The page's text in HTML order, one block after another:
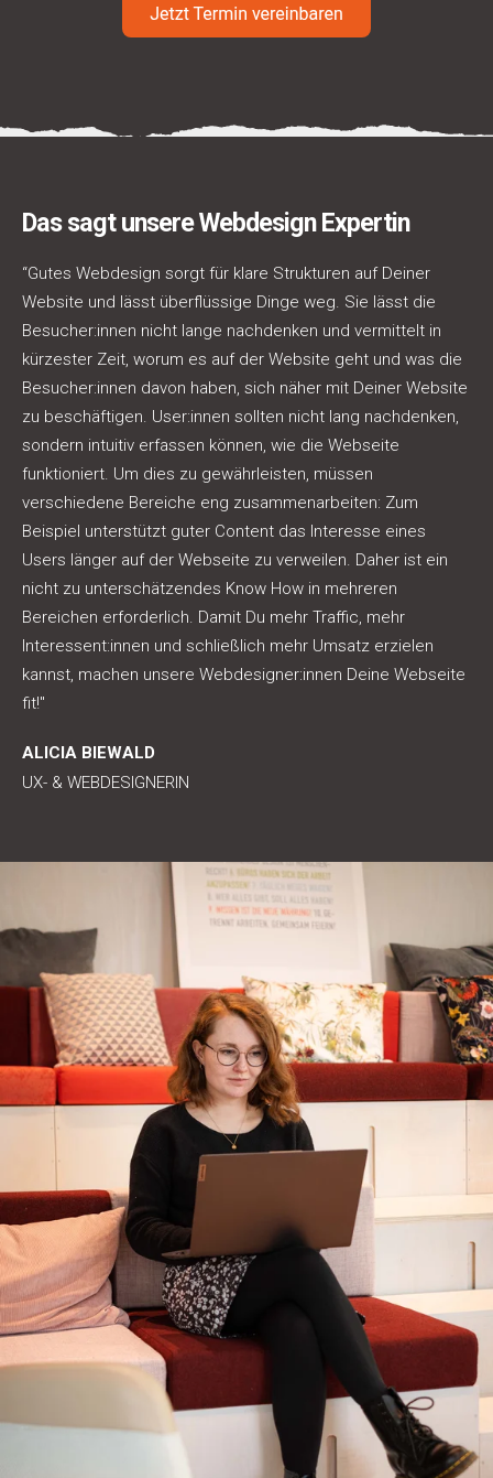
Das sagt unsere Webdesign Expertin
“Gutes Webdesign sorgt für klare Strukturen auf Deiner
Website und lässt überflüssige Dinge weg. Sie lässt die
Besucher:innen nicht lange nachdenken und vermittelt in
kürzester Zeit, worum es auf der Website geht und was die
Besucher:innen davon haben, sich näher mit Deiner Website
zu beschäftigen. User:innen sollten nicht lang nachdenken,
sondern intuitiv erfassen können, wie die Webseite
funktioniert. Um dies zu gewährleisten, müssen
verschiedene Bereiche eng zusammenarbeiten: Zum
Beispiel unterstützt guter Content das Interesse eines
Users länger auf der Webseite zu verweilen. Daher ist ein
nicht zu unterschätzendes Know How in mehreren
Bereichen erforderlich. Damit Du mehr Traffic, mehr
Interessent:innen und schließlich mehr Umsatz erzielen
kannst, machen unsere Webdesigner:innen Deine Webseite
fit!"
ALICIA BIEWALD
UX- & WEBDESIGNERIN